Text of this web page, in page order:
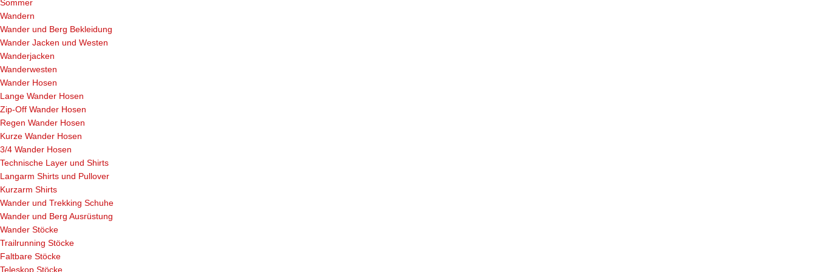
Sommer
Wandern
Wander und Berg Bekleidung
Wander Jacken und Westen
Wanderjacken
Wanderwesten
Wander Hosen
Lange Wander Hosen
Zip-Off Wander Hosen
Regen Wander Hosen
Kurze Wander Hosen
3/4 Wander Hosen
Technische Layer und Shirts
Langarm Shirts und Pullover
Kurzarm Shirts
Wander und Trekking Schuhe
Wander und Berg Ausrüstung
Wander Stöcke
Trailrunning Stöcke
Faltbare Stöcke
Teleskop Stöcke